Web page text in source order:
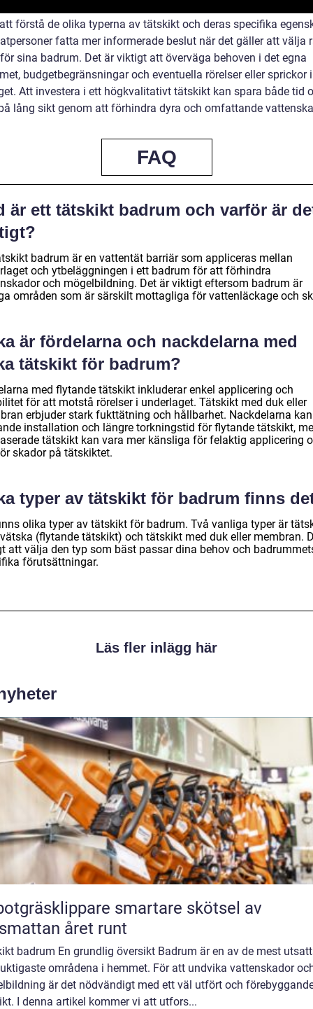
förstå de olika typerna av tätskikt och deras specifika
fatta mer informerade beslut när det gäller att välja
sina badrum. Det är viktigt att överväga behoven i det egna
budgetbegränsningar och eventuella rörelser eller sprickor i
Att investera i ett högkvalitativt tätskikt kan spara både tid
lång sikt genom att förhindra dyra och omfattande
FAQ
är ett tätskikt badrum och varför är
badrum är en vattentät barriär som appliceras mellan
och ytbeläggningen i ett badrum för att förhindra
och mögelbildning. Det är viktigt eftersom badrum är
områden som är särskilt mottagliga för vattenläckage och
är fördelarna och nackdelarna med
tätskikt för badrum?
med flytande tätskikt inkluderar enkel applicering och
för att motstå rörelser i underlaget. Tätskikt med duk eller
erbjuder stark fukttätning och hållbarhet. Nackdelarna
installation och längre torkningstid för flytande tätskikt,
tätskikt kan vara mer känsliga för felaktig applicering
skador på tätskiktet.
typer av tätskikt för badrum finns
olika typer av tätskikt för badrum. Två vanliga typer är
(flytande tätskikt) och tätskikt med duk eller membran.
att välja den typ som bäst passar dina behov och
förutsättningar.
Läs fler inlägg här
smartare skötsel av
året runt
badrum En grundlig översikt Badrum är en av de mest
områdena i hemmet. För att undvika vattenskador
är det nödvändigt med ett väl utfört och
I denna artikel kommer vi att utfors...